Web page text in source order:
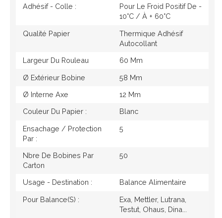
Adhésif - Colle :
Pour Le Froid Positif De -
10°c / À + 60°c
Qualité Papier
Thermique Adhésif
Autocollant
Largeur Du Rouleau 60 Mm
Ø Extérieur Bobine 58 Mm
Ø Interne Axe 12 Mm
Couleur Du Papier : Blanc
Ensachage / Protection
Par :
5
Nbre De Bobines Par
Carton
50
Usage - Destination : Balance Alimentaire
Pour Balance(s) :
Exa, Mettler, Lutrana,
Testut, Ohaus, Dina...